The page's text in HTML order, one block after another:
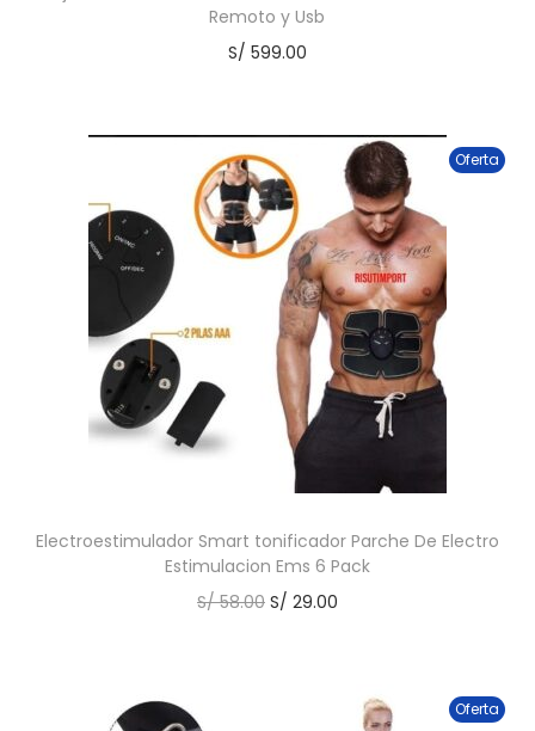
Remoto y Usb
S/ 599.00
Oferta
Electroestimulador Smart tonificador Parche De Electro
Estimulacion Ems 6 Pack
S/58.00 S/ 29.00
Oferta